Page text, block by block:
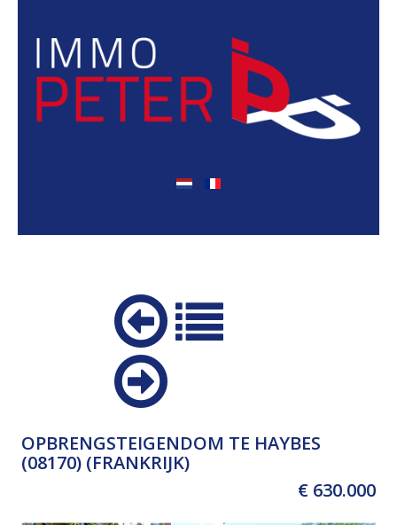
OPBRENGSTEIGENDOM TE HAYBES
(08170) (FRANKRIJK)
€ 630.000